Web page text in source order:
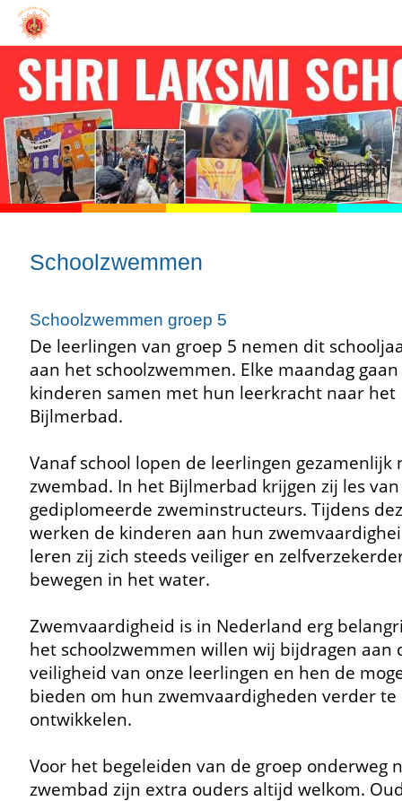
Schoolzwemmen
Schoolzwemmen groep 5
De leerlingen van groep 5 nemen dit
aan het schoolzwemmen. Elke maandag
kinderen samen met hun leerkracht naar het
Bijlmerbad.
Vanaf school lopen de leerlingen gezamenlijk
zwembad. In het Bijlmerbad krijgen zij les van
gediplomeerde zweminstructeurs. Tijdens
werken de kinderen aan hun
leren zij zich steeds veiliger en
bewegen in het water.
Zwemvaardigheid is in Nederland erg
het schoolzwemmen willen wij bijdragen aan
veiligheid van onze leerlingen en hen de
bieden om hun zwemvaardigheden verder te
ontwikkelen.
Voor het begeleiden van de groep onderweg
zwembad zijn extra ouders altijd welkom.